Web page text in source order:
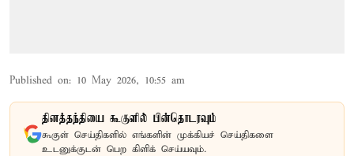
Published on: 10 May 2026, 10:55 am
தினத்தந்தியை கூகுளில் பின்தொடரவும்
கூகுள் செய்திகளில் எங்களின் முக்கியச் செய்திகளை
உடனுக்குடன் பெற கிளிக் செய்யவும்.